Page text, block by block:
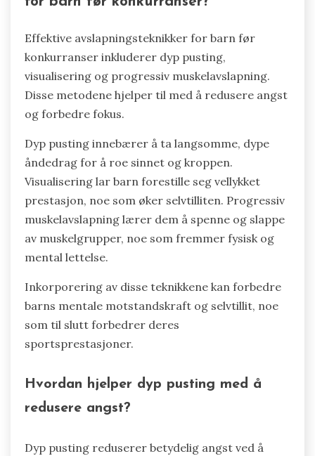
Effektive avslapningsteknikker for barn før
konkurranser inkluderer dyp pusting,
visualisering og progressiv muskelavslapning.
Disse metodene hjelper til med å redusere angst
og forbedre fokus.
Dyp pusting innebærer å ta langsomme, dype
åndedrag for å roe sinnet og kroppen.
Visualisering lar barn forestille seg vellykket
prestasjon, noe som øker selvtilliten. Progressiv
muskelavslapning lærer dem å spenne og slappe
av muskelgrupper, noe som fremmer fysisk og
mental lettelse.
Inkorporering av disse teknikkene kan forbedre
barns mentale motstandskraft og selvtillit, noe
som til slutt forbedrer deres
sportsprestasjoner.
Hvordan hjelper dyp pusting med å
redusere angst?
Dyp pusting reduserer betydelig angst ved å